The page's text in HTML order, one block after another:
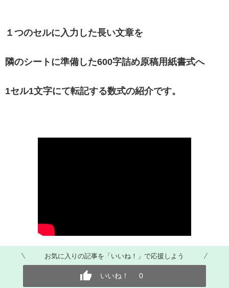
１つのセルに入力した長い文章を
隣のシートに準備した600字詰め原稿用紙書式へ
1セル1文字にて転記する数式の紹介です。
お気に入りの記事を「いいね！」で応援しよう
いいね！ 0